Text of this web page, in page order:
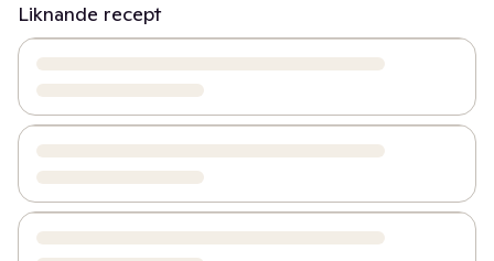
Liknande recept